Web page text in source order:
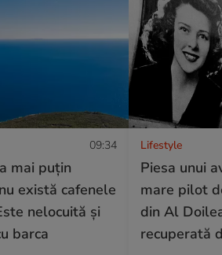
09:34
mai puțin
există cafenele
nelocuită și
barca
Lifestyle
Piesa unui
mare pilot
din Al
recuperată